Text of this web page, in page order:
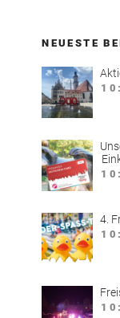
Freising
abgesagt“
NEUESTE
4.